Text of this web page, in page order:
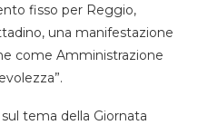
fisso per Reggio,
una manifestazione
come Amministrazione
tema della Giornata